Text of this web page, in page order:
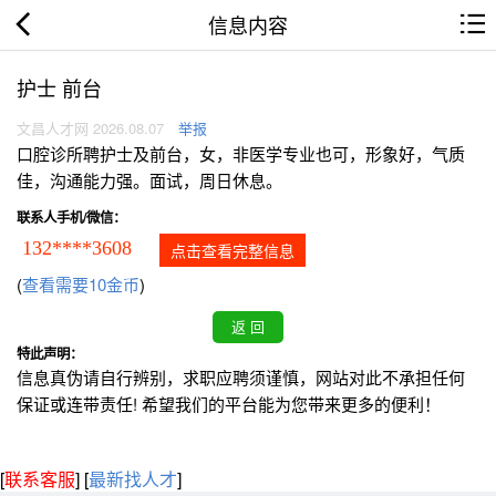
信息内容
护士 前台
文昌人才网 2026.08.07 举报
口腔诊所聘护士及前台，女，非医学专业也可，形象好，气质
佳，沟通能力强。面试，周日休息。
联系人手机/微信：
132****3608 点击查看完整信息
(查看需要10金币)
特此声明：
信息真伪请自行辨别，求职应聘须谨慎，网站对此不承担任何
保证或连带责任! 希望我们的平台能为您带来更多的便利！
[联系客服] [最新找人才]